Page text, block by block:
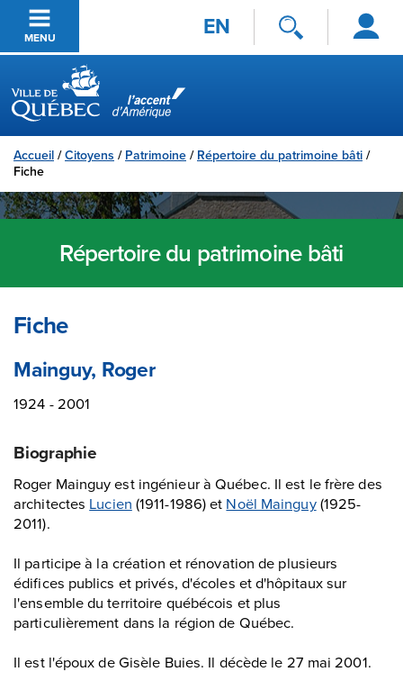
Passer au contenu principal
MENU EN
Se
connecter
Ville de Québec
Accueil /Citoyens / Patrimoine / Répertoire du patrimoine bâti /
Fiche
Répertoire du patrimoine bâti
Fiche
Mainguy, Roger
1924 - 2001
Biographie
Roger Mainguy est ingénieur à Québec. Il est le frère des
architectes Lucien (1911-1986) et Noël Mainguy(1925-
2011).
Il participe à la création et rénovation de plusieurs
édifices publics et privés, d'écoles et d'hôpitaux sur
l'ensemble du territoire québécois et plus
particulièrement dans la région de Québec.
Il est l'époux de Gisèle Buies. Il décède le 27 mai 2001.